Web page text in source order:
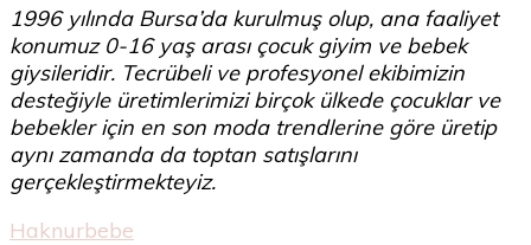
1996 yılında Bursa’da kurulmuş olup, ana faaliyet
konumuz 0-16 yaş arası çocuk giyim ve bebek
giysileridir. Tecrübeli ve profesyonel ekibimizin
desteğiyle üretimlerimizi birçok ülkede çocuklar ve
bebekler için en son moda trendlerine göre üretip
aynı zamanda da toptan satışlarını
gerçekleştirmekteyiz.
Haknurbebe